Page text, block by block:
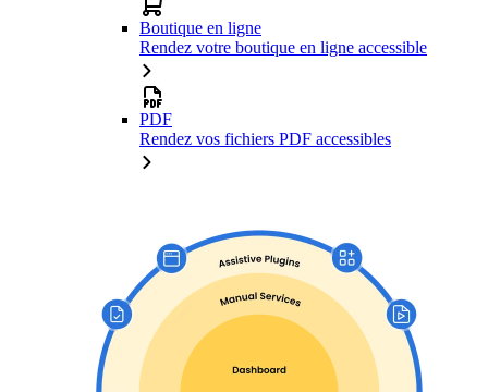
Boutique en ligne
Rendez votre boutique en ligne accessible
PDF
Rendez vos fichiers PDF accessibles